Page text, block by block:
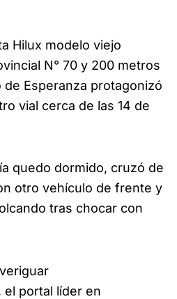
Hilux modelo viejo
N° 70 y 200 metros
Esperanza protagonizó
vial cerca de las 14 de
quedo dormido, cruzó de
otro vehículo de frente y
tras chocar con
el portal líder en